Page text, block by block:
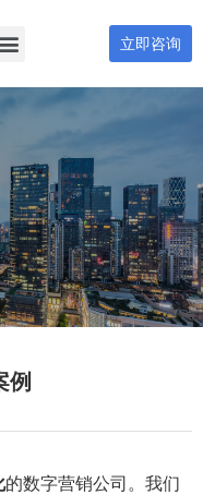
立即咨询
例
的数字营销公司。我们